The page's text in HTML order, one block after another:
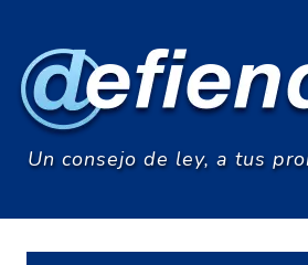
contenido
Un consejo de ley, a tus